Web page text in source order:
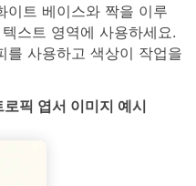
이트 베이스와 짝을 이루
스트 영역에 사용하세요.
를 사용하고 색상이 작업을
픽 엽서 이미지 예시